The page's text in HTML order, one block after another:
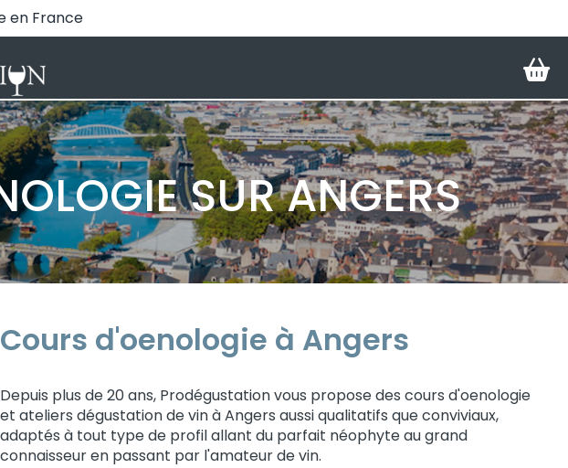
en France
SUR ANGERS
Cours d'oenologie à Angers
Depuis plus de 20 ans, Prodégustation vous propose des cours d'oenologie
et ateliers dégustation de vin à Angers aussi qualitatifs que conviviaux,
adaptés à tout type de profil allant du parfait néophyte au grand
connaisseur en passant par l'amateur de vin.